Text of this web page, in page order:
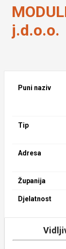
j.d.o.o.
Puni naziv
Tip
Adresa
Županija
Djelatnost